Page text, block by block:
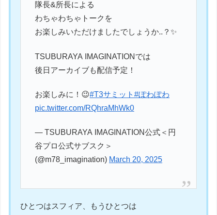
隊長&所長による
わちゃわちゃトークを
お楽しみいただけましたでしょうか..？✨
TSUBURAYA IMAGINATIONでは
後日アーカイブも配信予定！
お楽しみに！😉#T3サミット#ぽわぽわ
pic.twitter.com/RQhraMhWk0
— TSUBURAYA IMAGINATION公式＜円
谷プロ公式サブスク＞
(@m78_imagination) March 20, 2025
ひとつはスフィア、もうひとつは